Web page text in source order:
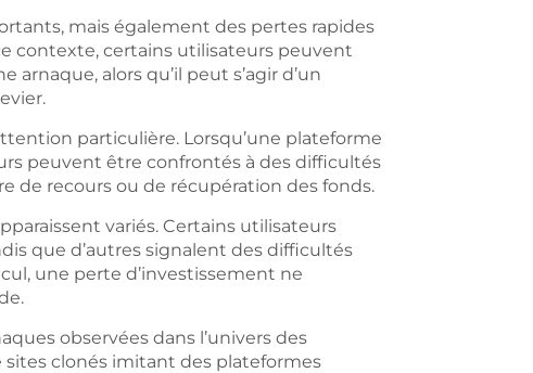
mais également des pertes rapides
contexte, certains utilisateurs peuvent
alors qu’il peut s’agir d’un
particulière. Lorsqu’une plateforme
peuvent être confrontés à des difficultés
de recours ou de récupération des fonds.
variés. Certains utilisateurs
que d’autres signalent des difficultés
une perte d’investissement ne
observées dans l’univers des
clonés imitant des plateformes